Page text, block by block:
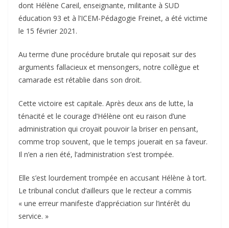
dont Hélène Careil, enseignante, militante à SUD
éducation 93 et à l’ICEM-Pédagogie Freinet, a été victime
le 15 février 2021.
Au terme d’une procédure brutale qui reposait sur des
arguments fallacieux et mensongers, notre collègue et
camarade est rétablie dans son droit.
Cette victoire est capitale. Après deux ans de lutte, la
ténacité et le courage d’Hélène ont eu raison d’une
administration qui croyait pouvoir la briser en pensant,
comme trop souvent, que le temps jouerait en sa faveur.
Il n’en a rien été, l’administration s’est trompée.
Elle s’est lourdement trompée en accusant Hélène à tort.
Le tribunal conclut d’ailleurs que le recteur a commis
« une erreur manifeste d’appréciation sur l’intérêt du
service. »